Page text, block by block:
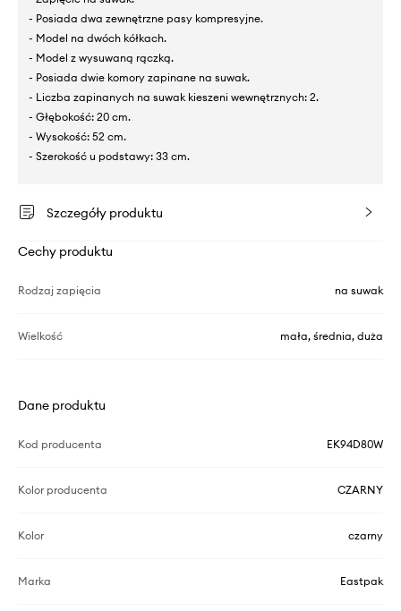
- Posiada dwa zewnętrzne pasy kompresyjne.
- Model na dwóch kółkach.
- Model z wysuwaną rączką.
- Posiada dwie komory zapinane na suwak.
- Liczba zapinanych na suwak kieszeni wewnętrznych: 2.
- Głębokość: 20 cm.
- Wysokość: 52 cm.
- Szerokość u podstawy: 33 cm.
Szczegóły produktu
Cechy produktu
Rodzaj zapięcia na suwak
Wielkość mała, średnia, duża
Dane produktu
Kod producenta EK94D80W
Kolor producenta CZARNY
Kolor czarny
Marka Eastpak